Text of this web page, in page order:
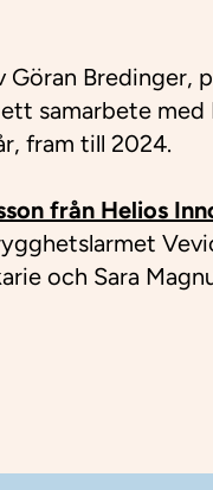
Bredinger,
samarbete
fram till 2024.
från Helios
och Sara